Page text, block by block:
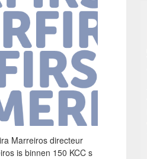
Marreiros directeur
is binnen 150 KCC s